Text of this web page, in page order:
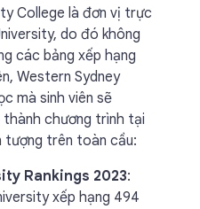
College là đơn vị trực
do đó không
các bảng xếp hạng
Western Sydney
mà sinh viên sẽ
thành chương trình tại
tượng trên toàn cầu:
Rankings 2023:
xếp hạng 494